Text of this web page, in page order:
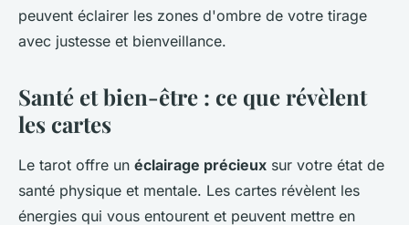
peuvent éclairer les zones d'ombre de votre tirage
avec justesse et bienveillance.
Santé et bien-être : ce que révèlent
les cartes
Le tarot offre un éclairage précieux sur votre état de
santé physique et mentale. Les cartes révèlent les
énergies qui vous entourent et peuvent mettre en